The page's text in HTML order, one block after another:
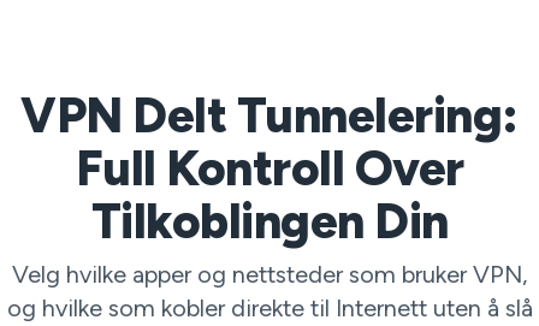
VPN Delt Tunnelering:
Full Kontroll Over
Tilkoblingen Din
Velg hvilke apper og nettsteder som bruker VPN,
og hvilke som kobler direkte til Internett uten å slå